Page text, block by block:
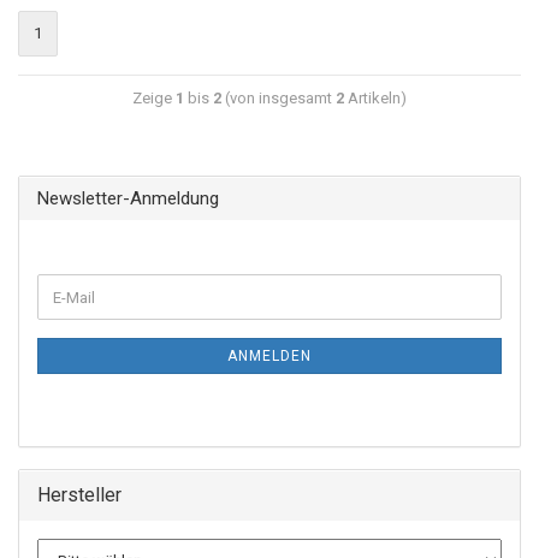
1
Zeige 1 bis 2 (von insgesamt 2 Artikeln)
Newsletter-Anmeldung
ANMELDEN
Hersteller